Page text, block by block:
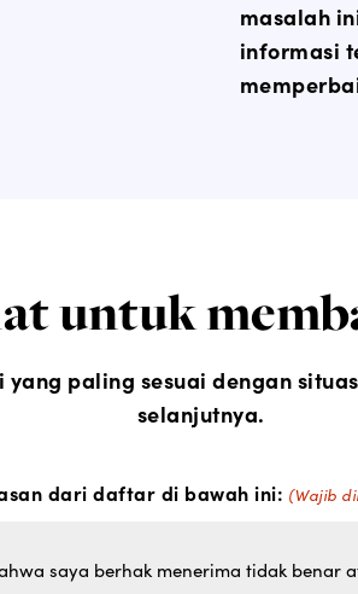
masalah
informasi
untuk
paling sesuai dengan
selanjutnya.
dari daftar di bawah ini: (Wajib